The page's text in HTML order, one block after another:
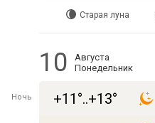
Старая луна
10
Августа
Понедельник
Ночь +11°..+13°